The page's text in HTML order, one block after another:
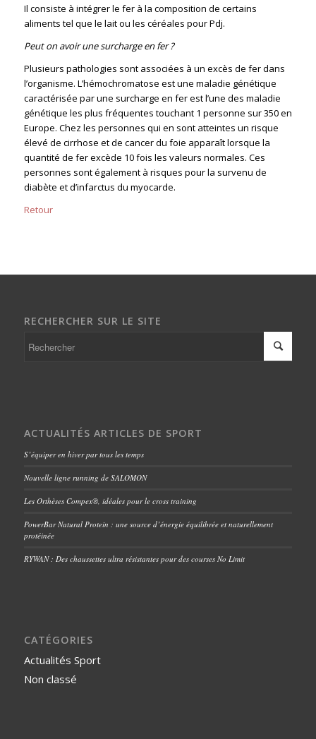
Il consiste à intégrer le fer à la composition de certains
aliments tel que le lait ou les céréales pour Pdj.
Peut on avoir une surcharge en fer ?
Plusieurs pathologies sont associées à un excès de fer dans
l’organisme. L’hémochromatose est une maladie génétique
caractérisée par une surcharge en fer est l’une des maladie
génétique les plus fréquentes touchant 1 personne sur 350 en
Europe. Chez les personnes qui en sont atteintes un risque
élevé de cirrhose et de cancer du foie apparaît lorsque la
quantité de fer excède 10 fois les valeurs normales. Ces
personnes sont également à risques pour la survenu de
diabète et d’infarctus du myocarde.
Retour
RECHERCHER SUR LE SITE
ACTUALITÉS ARTICLES DE SPORT
S’équiper en hiver par tous les temps
Nouvelle ligne running de SALOMON
Les Orthèses Compex®, idéales pour le cross training
PowerBar Natural Protein : une source d’énergie équilibrée et naturellement
protéinée
RYWAN : Des chaussettes ultra résistantes pour des courses No Limit
CATÉGORIES
Actualités Sport
Non classé